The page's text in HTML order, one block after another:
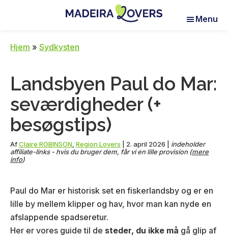
content
sidebar
réveiller
à
Madère
Menu
Hjem » Sydkysten
Landsbyen Paul do Mar:
seværdigheder (+
besøgstips)
AfClaire ROBINSON Region Lovers 2. april 2026
indeholder
affiliate-links - hvis du bruger dem, får vi en lille provision (mere
info)
Paul do Mar er historisk set en fiskerlandsby og er en
lille by mellem klipper og hav, hvor man kan nyde en
afslappende spadseretur.
Her er vores guide til de steder, du ikke må gå glip af